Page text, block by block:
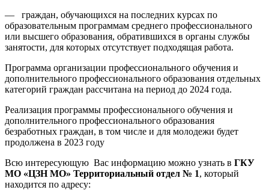
— граждан, обучающихся на последних курсах по
образовательным программам среднего профессионального
или высшего образования, обратившихся в органы службы
занятости, для которых отсутствует подходящая работа.
Программа организации профессионального обучения и
дополнительного профессионального образования отдельных
категорий граждан рассчитана на период до 2024 года.
Реализация программы профессионального обучения и
дополнительного профессионального образования
безработных граждан, в том числе и для молодежи будет
продолжена в 2023 году
Всю интересующую Вас информацию можно узнать в ГКУ
МО «ЦЗН МО» Территориальный отдел № 1, который
находится по адресу: